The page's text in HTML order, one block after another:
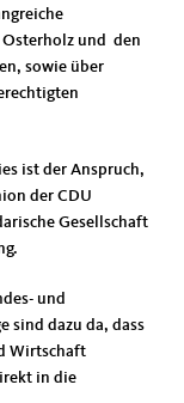
Osterholz und den
sowie über
ist der Anspruch,
der CDU
Gesellschaft
und
sind dazu da, dass
Wirtschaft
in die